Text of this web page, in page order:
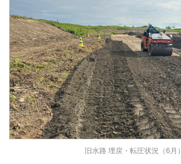
旧水路 埋戻・転圧状況（6月）